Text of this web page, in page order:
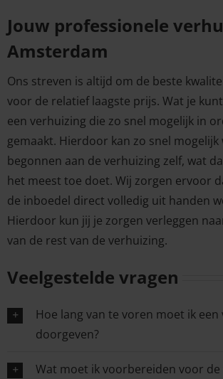
Jouw professionele
Amsterdam
Ons streven is altijd om de beste
voor de relatief laagste prijs. Wat je
een verhuizing die zo snel mogelijk in
gemaakt. Hierdoor kan zo snel mogelijk
begonnen aan de verhuizing zelf, wat
het meest toe doet. Wij zorgen ervoor
de inboedel direct volledig uit handen
Hierdoor kun jij je zorgen verleggen
van de rest van de verhuizing.
Veelgestelde vragen
Hoe lang van te voren moet ik
doorgeven?
Wat moet ik voorbereiden voor de